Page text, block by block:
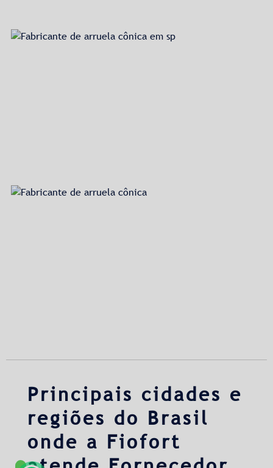
Principais cidades e
regiões do Brasil
onde a Fiofort